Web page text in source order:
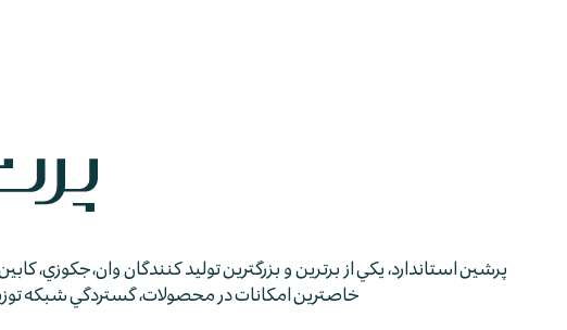
پرشين استاندارد، يكي از برترين و بزرگترين توليد كنندگان وان، جكوزي،
خاصترين امكانات در محصولات، گستردگي شبكه